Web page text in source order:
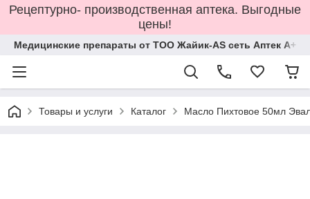
Рецептурно- производственная аптека. Выгодные
цены!
Медицинские препараты от ТОО Жайик-AS сеть Аптек А+
Товары и услуги Каталог Масло Пихтовое 50мл